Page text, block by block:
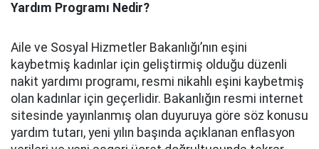
Yardım Programı Nedir?
Aile ve Sosyal Hizmetler Bakanlığı’nın eşini
kaybetmiş kadınlar için geliştirmiş olduğu düzenli
nakit yardımı programı, resmi nikahlı eşini kaybetmiş
olan kadınlar için geçerlidir. Bakanlığın resmi internet
sitesinde yayınlanmış olan duyuruya göre söz konusu
yardım tutarı, yeni yılın başında açıklanan enflasyon